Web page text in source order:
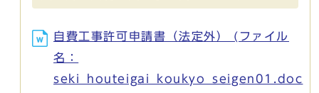
自費工事許可申請書（法定外） (ファイル
名：
seki_houteigai_koukyo_seigen01.doc